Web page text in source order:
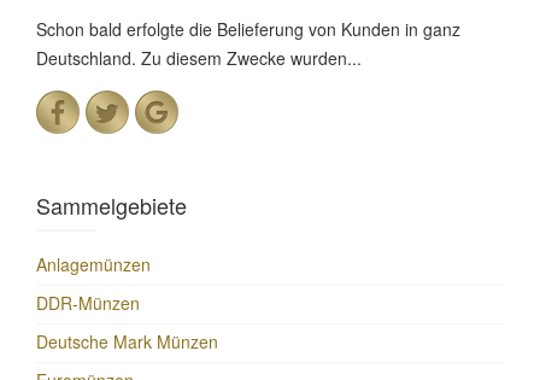
Schon bald erfolgte die Belieferung von Kunden in ganz
Deutschland. Zu diesem Zwecke wurden...
Sammelgebiete
Anlagemünzen
DDR-Münzen
Deutsche Mark Münzen